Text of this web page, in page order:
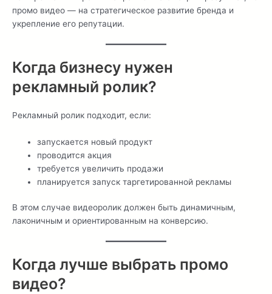
промо видео — на стратегическое развитие бренда и
укрепление его репутации.
Когда бизнесу нужен
рекламный ролик?
Рекламный ролик подходит, если:
запускается новый продукт
проводится акция
требуется увеличить продажи
планируется запуск таргетированной рекламы
В этом случае видеоролик должен быть динамичным,
лаконичным и ориентированным на конверсию.
Когда лучше выбрать промо
видео?